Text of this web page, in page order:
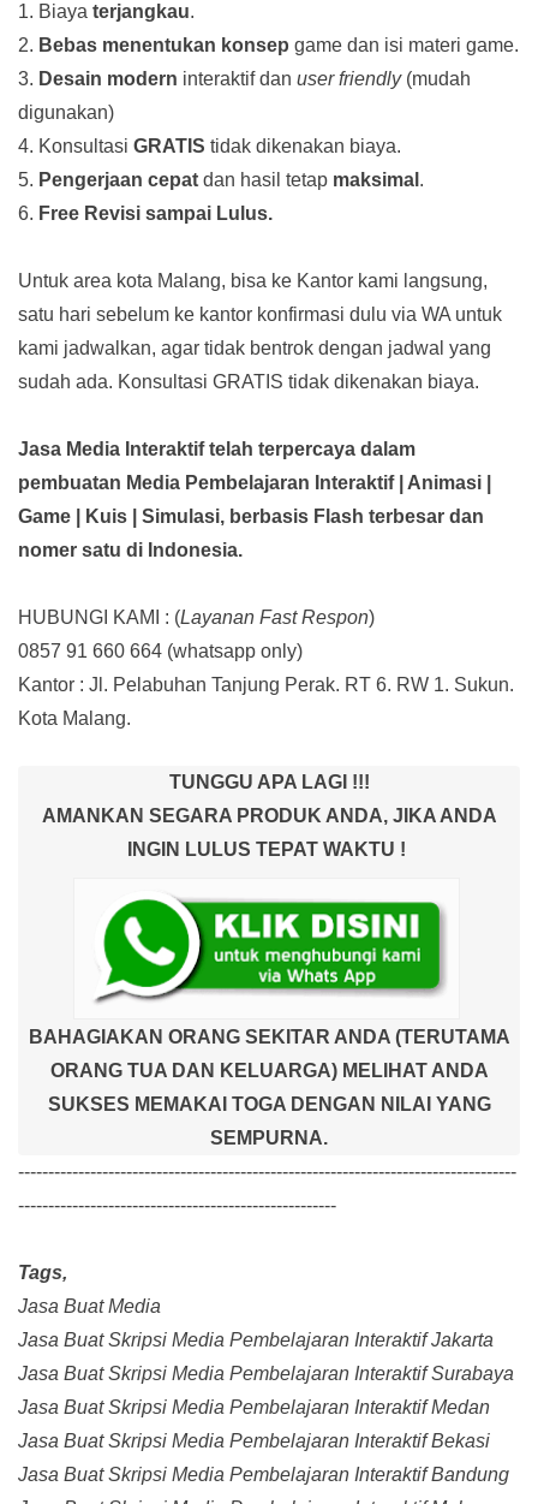
1. Biaya terjangkau.
2. Bebas menentukan konsep game dan isi materi game.
3. Desain modern interaktif dan user friendly(mudah
digunakan)
4. Konsultasi GRATIS tidak dikenakan biaya.
5. Pengerjaan cepat dan hasil tetap maksimal .
6. Free Revisi sampai Lulus.
Untuk area kota Malang, bisa ke Kantor kami langsung,
satu hari sebelum ke kantor konfirmasi dulu via WA untuk
kami jadwalkan, agar tidak bentrok dengan jadwal yang
sudah ada. Konsultasi GRATIS tidak dikenakan biaya.
Jasa Media Interaktif telah terpercaya dalam
pembuatan Media Pembelajaran Interaktif| Animasi |
Game | Kuis | Simulasi, berbasis Flash terbesar dan
nomer satu di Indonesia.
HUBUNGI KAMI : (Layanan Fast Respon)
0857 91 660 664 (whatsapp only)
Kantor : Jl. Pelabuhan Tanjung Perak. RT 6. RW 1. Sukun.
Kota Malang.
TUNGGU APA LAGI !!!
AMANKAN SEGARA PRODUK ANDA, JIKA ANDA
INGIN LULUS TEPAT WAKTU !
BAHAGIAKAN ORANG SEKITAR ANDA (TERUTAMA
ORANG TUA DAN KELUARGA) MELIHAT ANDA
SUKSES MEMAKAI TOGA DENGAN NILAI YANG
SEMPURNA.
-----------------------------------------------------------------------------------
-----------------------------------------------------
Tags,
Jasa Buat Media
Jasa Buat Skripsi Media Pembelajaran Interaktif Jakarta
Jasa Buat Skripsi Media Pembelajaran Interaktif Surabaya
Jasa Buat Skripsi Media Pembelajaran Interaktif Medan
Jasa Buat Skripsi Media Pembelajaran Interaktif Bekasi
Jasa Buat Skripsi Media Pembelajaran Interaktif Bandung